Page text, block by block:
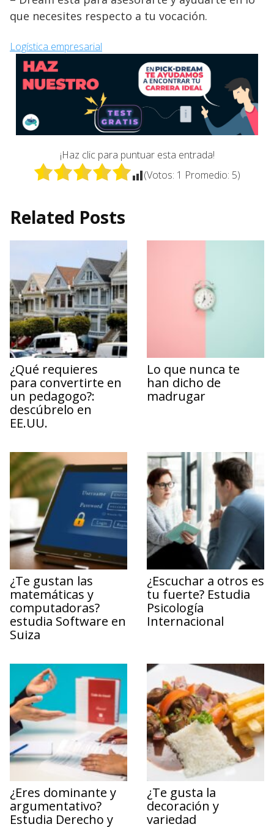
que necesites respecto a tu vocación.
Logística empresarial
¡Haz clic para puntuar esta entrada!
(Votos: 1 Promedio: 5)
Related Posts
¿Qué requieres
para convertirte en
un pedagogo?:
descúbrelo en
EE.UU.
Lo que nunca te
han dicho de
madrugar
¿Te gustan las
matemáticas y
computadoras?
estudia Software en
Suiza
¿Escuchar a otros es
tu fuerte? Estudia
Psicología
Internacional
¿Eres dominante y
argumentativo?
Estudia Derecho y
¿Te gusta la
decoración y
variedad